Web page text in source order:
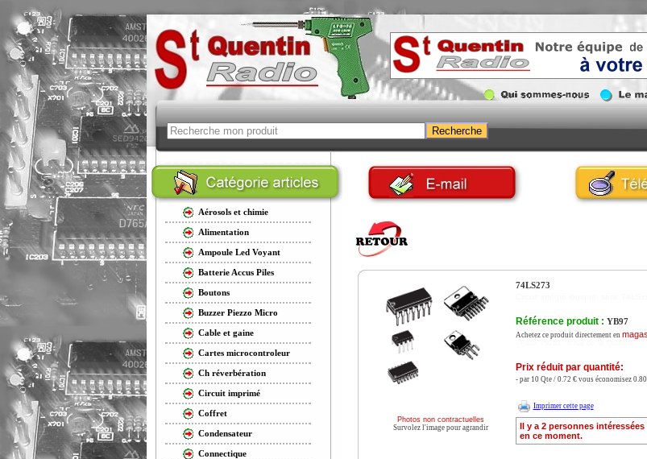
Aérosols et chimie
Alimentation
Ampoule Led Voyant
Batterie Accus Piles
Boutons
Buzzer Piezzo Micro
Cable et gaine
Cartes microcontroleur
Ch réverbération
Circuit imprimé
Coffret
Condensateur
Connectique
Photos non contractuelles
Survolez l'image pour agrandir
74LS273
Référence produit : YB97
Achetez ce produit directement en
Prix réduit par quantité:
- par 10 Qte / 0.72 € vous économisez
Imprimer cette page
Il y a 2 personnes
en ce moment.